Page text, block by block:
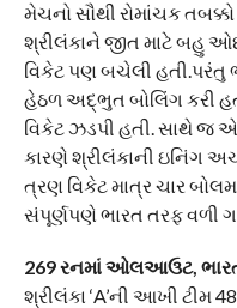
મેચનો સૌથી રોમાંચક
શ્રીલંકાને જીત માટે બહુ
વિકેટ પણ બચેલી હતી.પરંતુ
હેઠળ અદ્ભુત બોલિંગ કરી
વિકેટ ઝડપી હતી. સાથે જ
કારણે શ્રીલંકાની ઇનિંગ
ત્રણ વિકેટ માત્ર ચાર
સંપૂર્ણપણે ભારત તરફ વળી
269 રનમાં ઓલઆઉટ,
શ્રીલંકા ‘A’ની આખી